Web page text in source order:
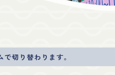
切り替わります。